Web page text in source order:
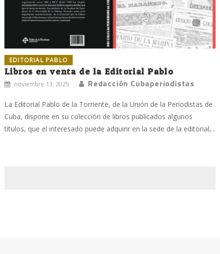
EDITORIAL PABLO
Libros en venta de la Editorial Pablo
noviembre 13, 2025 Redacción Cubaperiodistas
La Editorial Pablo de la Torriente, de la Unión de la Periodistas de
Cuba, dispone en su colección de libros publicados algunos
títulos, que el interesado puede adquirir en la sede de la editorial,...